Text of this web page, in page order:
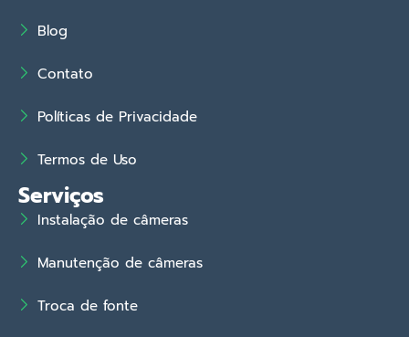
Blog
Contato
Políticas de Privacidade
Termos de Uso
Serviços
Instalação de câmeras
Manutenção de câmeras
Troca de fonte